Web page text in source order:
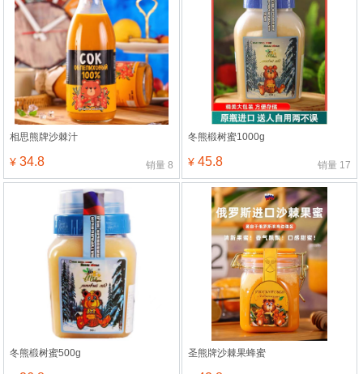
相思熊牌沙棘汁
¥ 34.8 销量 8
冬熊椴树蜜1000g
¥45.8 销量 17
冬熊椴树蜜500g 圣熊牌沙棘果蜂蜜